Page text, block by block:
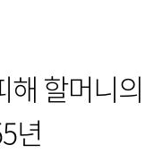
해 할머니의
년